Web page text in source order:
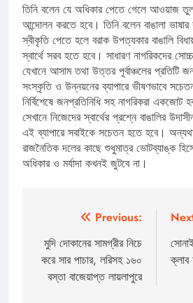
তিনি বলেন যে অধিকার পেতে গেলে আওয়াজ
আন্দোলন করতে হবে। তিনি বলেন বাঙালা ভাষার
স্বীকৃতি পেতে হলে বরাক উপত্যকার বাঙালি
স্বার্থে সরব হতে হবে। সাধারণ নাগরিকদের
যেখানে আসাম তথা উত্তর পূর্বাঞ্চলের প্রতিটি
সংস্কৃতি ও উন্নয়নের ব্যাপারে ভীষণভাবে
নির্বিশেষে জনপ্রতিনিধি সহ নাগরিকরা একজোট
সেখানে নিজেদের স্বার্থের প্রশ্নে বাঙালির
এই ব্যাপারে সবাইকে সচেতন হতে হবে। অন্যথা
রাজনৈতিক দলের কাছে শুধুমাত্র ভোটব্যাঙ্ক
অধিকার ও মর্যাদা কখনই জুটবে না।
navigation
Previous:
মুদি দোকানের সামগ্রীর নিচে
করে সার পাচার, লরিসহ ১৬০
বস্তা বাজেয়াপ্ত লায়লাপুরে
ক্লাব